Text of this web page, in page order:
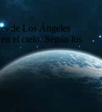
de Los Ángeles
el cielo. Según los